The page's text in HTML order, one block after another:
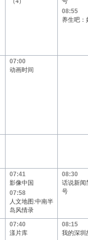
08:55
养生吧：
07:00
动画时间
07:41
影像中国
07:58
人文地图:中南半
岛风情录
08:30
话说新闻
号
07:40
漾片库
08:15
我的深圳